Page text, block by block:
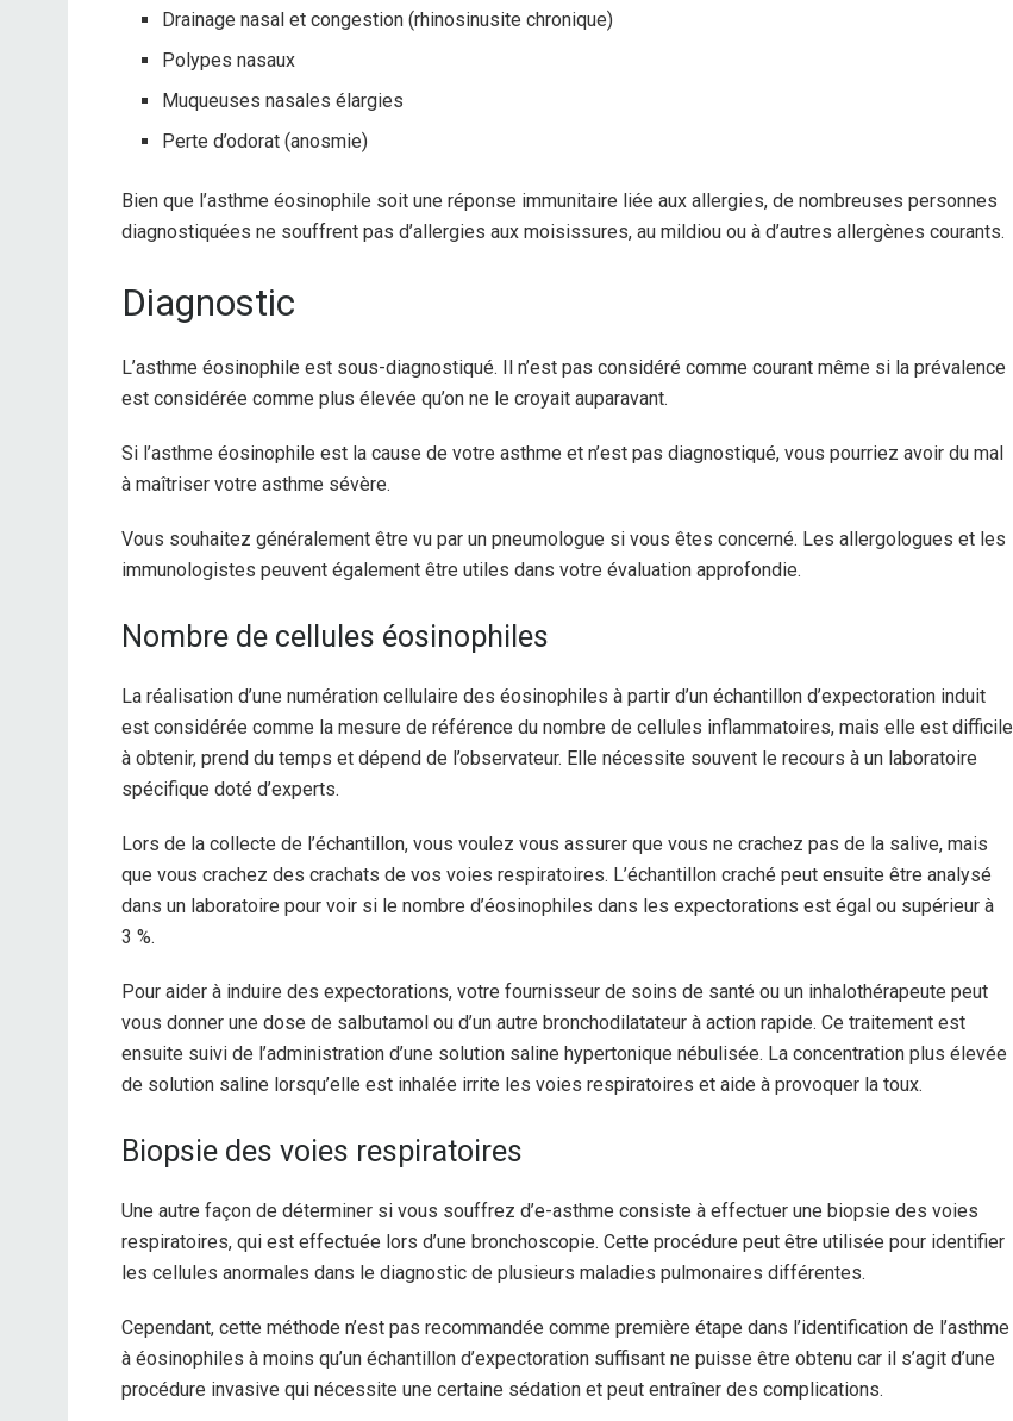
Drainage nasal et congestion (rhinosinusite chronique)
Polypes nasaux
Muqueuses nasales élargies
Perte d’odorat (anosmie)
Bien que l’asthme éosinophile soit une réponse immunitaire liée aux allergies, de nombreuses personnes
diagnostiquées ne souffrent pas d’allergies aux moisissures, au mildiou ou à d’autres allergènes courants.
Diagnostic
L’asthme éosinophile est sous-diagnostiqué. Il n’est pas considéré comme courant même si la prévalence
est considérée comme plus élevée qu’on ne le croyait auparavant.
Si l’asthme éosinophile est la cause de votre asthme et n’est pas diagnostiqué, vous pourriez avoir du mal
à maîtriser votre asthme sévère.
Vous souhaitez généralement être vu par un pneumologue si vous êtes concerné. Les allergologues et les
immunologistes peuvent également être utiles dans votre évaluation approfondie.
Nombre de cellules éosinophiles
La réalisation d’une numération cellulaire des éosinophiles à partir d’un échantillon d’expectoration induit
est considérée comme la mesure de référence du nombre de cellules inflammatoires, mais elle est difficile
à obtenir, prend du temps et dépend de l’observateur. Elle nécessite souvent le recours à un laboratoire
spécifique doté d’experts.
Lors de la collecte de l’échantillon, vous voulez vous assurer que vous ne crachez pas de la salive, mais
que vous crachez des crachats de vos voies respiratoires. L’échantillon craché peut ensuite être analysé
dans un laboratoire pour voir si le nombre d’éosinophiles dans les expectorations est égal ou supérieur à
3 %.
Pour aider à induire des expectorations, votre fournisseur de soins de santé ou un inhalothérapeute peut
vous donner une dose de salbutamol ou d’un autre bronchodilatateur à action rapide. Ce traitement est
ensuite suivi de l’administration d’une solution saline hypertonique nébulisée. La concentration plus élevée
de solution saline lorsqu’elle est inhalée irrite les voies respiratoires et aide à provoquer la toux.
Biopsie des voies respiratoires
Une autre façon de déterminer si vous souffrez d’e-asthme consiste à effectuer une biopsie des voies
respiratoires, qui est effectuée lors d’une bronchoscopie. Cette procédure peut être utilisée pour identifier
les cellules anormales dans le diagnostic de plusieurs maladies pulmonaires différentes.
Cependant, cette méthode n’est pas recommandée comme première étape dans l’identification de l’asthme
à éosinophiles à moins qu’un échantillon d’expectoration suffisant ne puisse être obtenu car il s’agit d’une
procédure invasive qui nécessite une certaine sédation et peut entraîner des complications.